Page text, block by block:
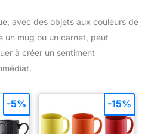
avec des objets aux couleurs de
un mug ou un carnet, peut
à créer un sentiment
-5% -15%